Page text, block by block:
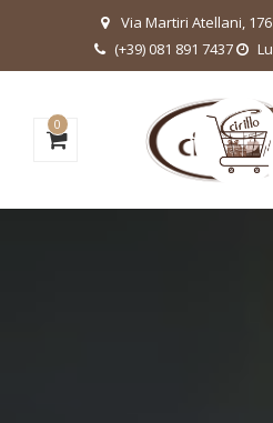
Via Martiri Atellani,
(+39) 081 891 7437
0